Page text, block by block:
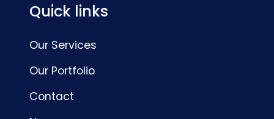
Quick links
Our Services
Our Portfolio
Contact